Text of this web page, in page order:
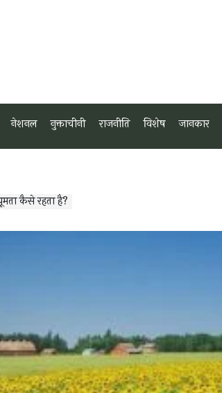
नेशनल नुक्ताचीनी राजनीति विशेष जानकार
कैसे रहता है?